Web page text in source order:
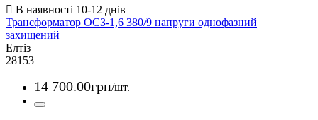
Трансформатор ОСЗ-1,6 380/9 напруги однофазний
захищений
Елтіз
28153
14 700.00грн/шт.